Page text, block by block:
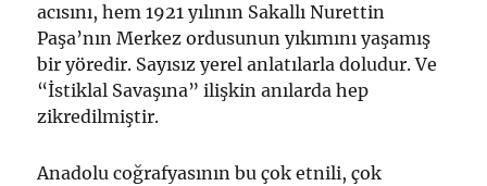
acısını, hem 1921 yılının Sakallı Nurettin
Paşa’nın Merkez ordusunun yıkımını yaşamış
bir yöredir. Sayısız yerel anlatılarla doludur. Ve
“İstiklal Savaşına” ilişkin anılarda hep
zikredilmiştir.
Anadolu coğrafyasının bu çok etnili, çok